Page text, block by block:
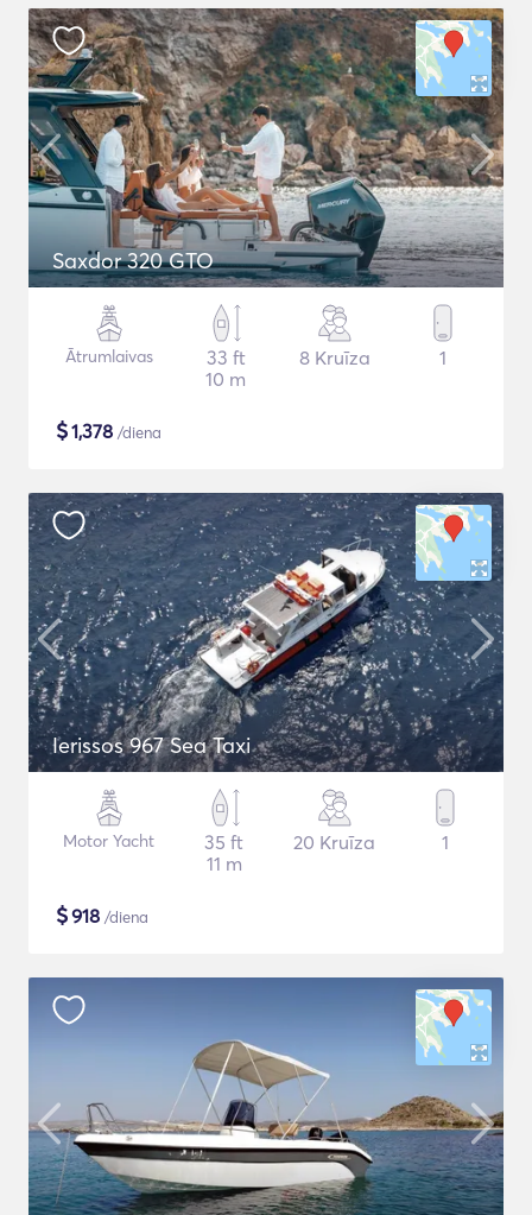
Saxdor 320 GTO
Ātrumlaivas
33 ft
10 m
8 Kruīza 1
$1,378 /diena
Ierissos 967 Sea Taxi
Motor Yacht
35 ft
11 m
20 Kruīza 1
$918 /diena